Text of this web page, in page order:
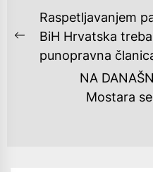
NAVIGACIJA
OBJAVA
Previous
post:
Raspetljavanjem
BiH Hrvatska
punopravna
NA
Mostara